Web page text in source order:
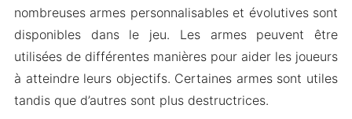
nombreuses armes personnalisables et évolutives sont
disponibles dans le jeu. Les armes peuvent être
utilisées de différentes manières pour aider les joueurs
à atteindre leurs objectifs. Certaines armes sont utiles
tandis que d’autres sont plus destructrices.